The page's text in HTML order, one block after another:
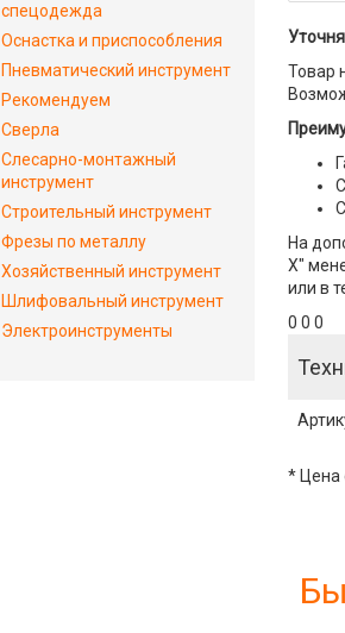
Товар
На
X"
или в
0 0 0
* Цена
спецодежда
Оснастка и приспособления
Пневматический инструмент
Рекомендуем
Сверла
Слесарно-монтажный
инструмент
Строительный инструмент
Фрезы по металлу
Хозяйственный инструмент
Шлифовальный инструмент
Электроинструменты